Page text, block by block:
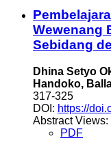
Wewenang
Sebidang
Dhina Setyo
Handoko,
317-325
DOI: https://
Abstract Views:
PDF